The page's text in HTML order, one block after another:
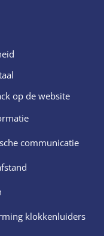
op de website
communicatie
klokkenluiders